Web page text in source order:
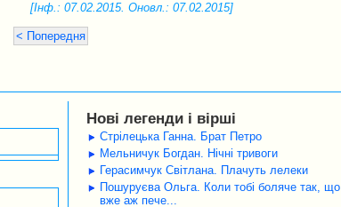
[Інф.: 07.02.2015. Оновл.: 07.02.2015]
< Попередня
Нові легенди і вірші
Стрілецька Ганна. Брат Петро
Мельничук Богдан. Нічні тривоги
Герасимчук Світлана. Плачуть лелеки
Пошуруєва Ольга. Коли тобі боляче так, що
вже аж пече...